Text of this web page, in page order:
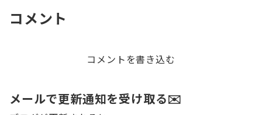
te
コメント
コメントを書き込む
メールで更新通知を受け取る✉️